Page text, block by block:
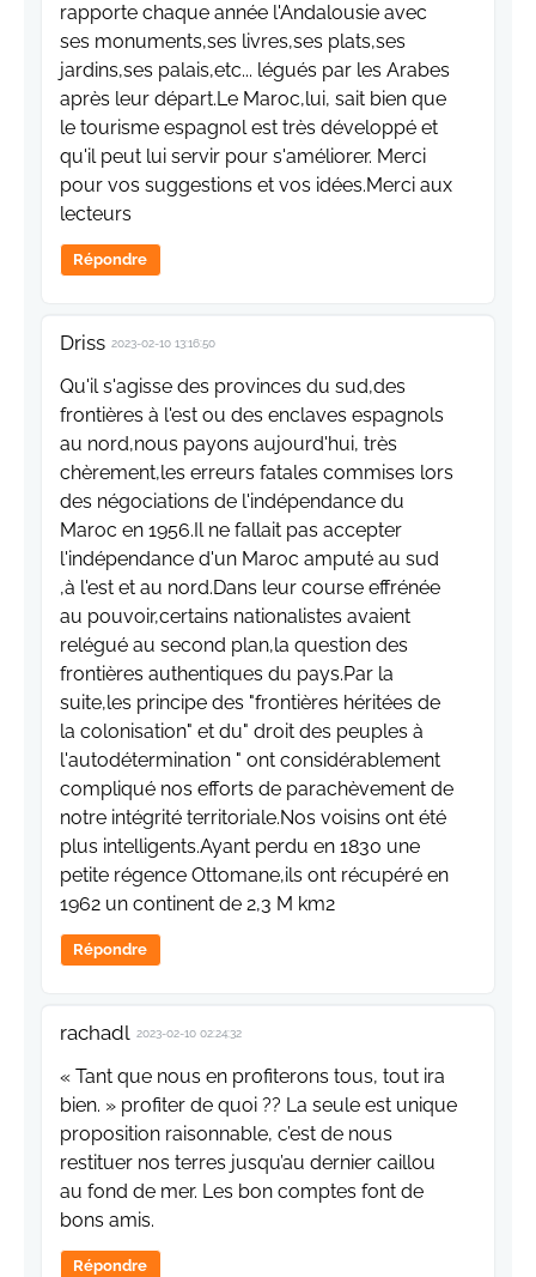
rapporte chaque année l'Andalousie avec
ses monuments,ses livres,ses plats,ses
jardins,ses palais,etc... légués par les Arabes
après leur départ.Le Maroc,lui, sait bien que
le tourisme espagnol est très développé et
qu'il peut lui servir pour s'améliorer. Merci
pour vos suggestions et vos idées.Merci aux
lecteurs
Répondre
Driss 2023-02-10 13:16:50
Qu'il s'agisse des provinces du sud,des
frontières à l'est ou des enclaves espagnols
au nord,nous payons aujourd'hui, très
chèrement,les erreurs fatales commises lors
des négociations de l'indépendance du
Maroc en 1956.Il ne fallait pas accepter
l'indépendance d'un Maroc amputé au sud
,à l'est et au nord.Dans leur course effrénée
au pouvoir,certains nationalistes avaient
relégué au second plan,la question des
frontières authentiques du pays.Par la
suite,les principe des "frontières héritées de
la colonisation" et du" droit des peuples à
l'autodétermination " ont considérablement
compliqué nos efforts de parachèvement de
notre intégrité territoriale.Nos voisins ont été
plus intelligents.Ayant perdu en 1830 une
petite régence Ottomane,ils ont récupéré en
1962 un continent de 2,3 M km2
Répondre
rachadl 2023-02-10 02:24:32
« Tant que nous en profiterons tous, tout ira
bien. » profiter de quoi ?? La seule est unique
proposition raisonnable, c’est de nous
restituer nos terres jusqu’au dernier caillou
au fond de mer. Les bon comptes font de
bons amis.
Répondre